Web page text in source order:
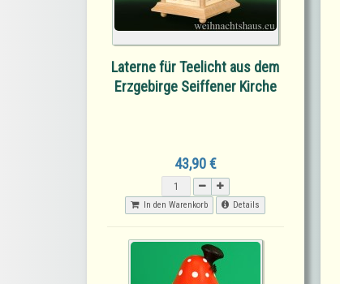
Laterne für Teelicht aus dem
Erzgebirge Seiffener Kirche
43,90 €
In den Warenkorb Details